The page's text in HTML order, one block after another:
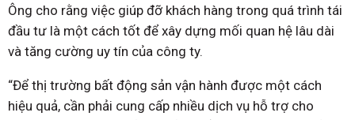
Ông cho rằng việc giúp đỡ khách hàng trong quá trình tái
đầu tư là một cách tốt để xây dựng mối quan hệ lâu dài
và tăng cường uy tín của công ty.
“Để thị trường bất động sản vận hành được một cách
hiệu quả, cần phải cung cấp nhiều dịch vụ hỗ trợ cho